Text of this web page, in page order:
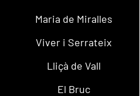
Maria de Miralles
Viver i Serrateix
Lliçà de Vall
El Bruc